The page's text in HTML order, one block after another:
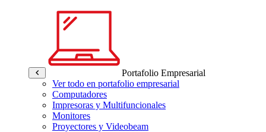
Portafolio Empresarial
Ver todo en portafolio empresarial
Computadores
Impresoras y Multifuncionales
Monitores
Proyectores y Videobeam